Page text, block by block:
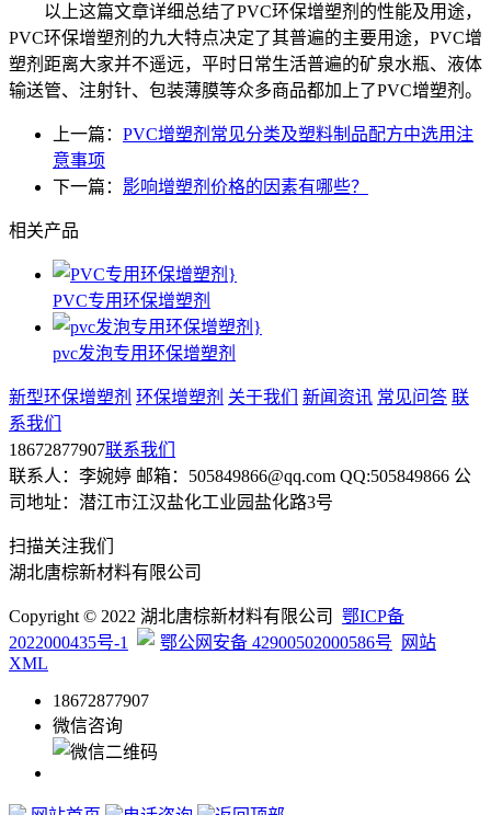
以上这篇文章详细总结了PVC环保增塑剂的性能及用途，
PVC环保增塑剂的九大特点决定了其普遍的主要用途，PVC增
塑剂距离大家并不遥远，平时日常生活普遍的矿泉水瓶、液体
输送管、注射针、包装薄膜等众多商品都加上了PVC增塑剂。
上一篇： PVC增塑剂常见分类及塑料制品配方中选用注
意事项
下一篇： 影响增塑剂价格的因素有哪些？
相关产品
PVC专用环保增塑剂
pvc发泡专用环保增塑剂
新型环保增塑剂 环保增塑剂 关于我们 新闻资讯 常见问答 联
系我们
18672877907联系我们
联系人：李婉婷 邮箱：505849866@qq.com QQ:505849866 公
司地址：潜江市江汉盐化工业园盐化路3号
扫描关注我们
湖北唐棕新材料有限公司
Copyright © 2022 湖北唐棕新材料有限公司 鄂ICP备
2022000435号-1
鄂公网安备 42900502000586号
网站
XML
18672877907
微信咨询